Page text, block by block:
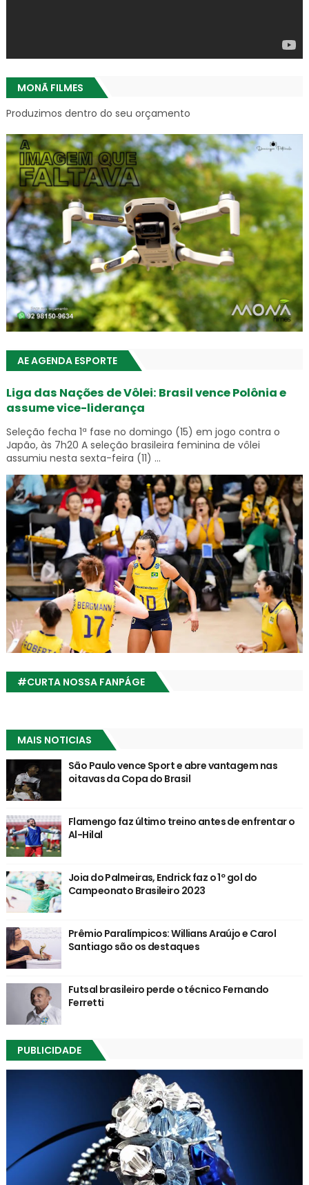
MONÃ FILMES
Produzimos dentro do seu orçamento
AE AGENDA ESPORTE
Liga das Nações de Vôlei: Brasil vence Polônia e
assume vice-liderança
Seleção fecha 1ª fase no domingo (15) em jogo contra o
Japão, às 7h20 A seleção brasileira feminina de vôlei
assumiu nesta sexta-feira (11) ...
#CURTA NOSSA FANPÁGE
MAIS NOTICIAS
São Paulo vence Sport e abre vantagem nas
oitavas da Copa do Brasil
Flamengo faz último treino antes de enfrentar o
Al-Hilal
Joia do Palmeiras, Endrick faz o 1º gol do
Campeonato Brasileiro 2023
Prêmio Paralímpicos: Willians Araújo e Carol
Santiago são os destaques
Futsal brasileiro perde o técnico Fernando
Ferretti
PUBLICIDADE